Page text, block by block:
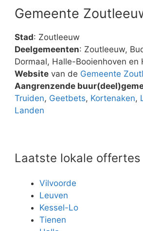
Gemeente
Stad: Zoutleeuw
Deelgemeenten: Zoutleeuw,
Dormaal, Halle-Booienhoven en
Website van de Gemeente
Aangrenzende
Truiden, Geetbets, Kortenaken,
Landen
Laatste lokale offertes
Vilvoorde
Leuven
Kessel-Lo
Tienen